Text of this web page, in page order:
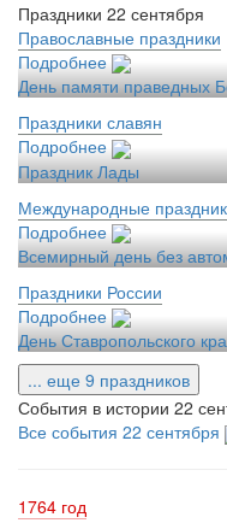
Праздники 22 сентября
Православные праздники
Подробнее
День памяти праведных
Праздники славян
Подробнее
Праздник Лады
Международные
Подробнее
Всемирный день без
Праздники России
Подробнее
День Ставропольского
... еще 9 праздников
События в истории 22
Все события 22 сентября
1764 год